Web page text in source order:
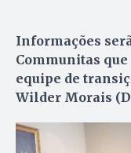
Informações
Communitas
equipe de
Wilder Morais